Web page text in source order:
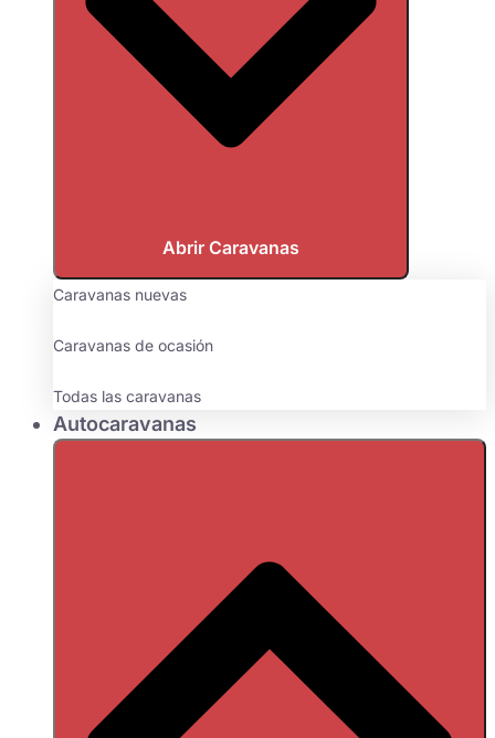
Abrir Caravanas
Caravanas nuevas
Caravanas de ocasión
Todas las caravanas
Autocaravanas